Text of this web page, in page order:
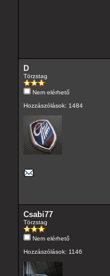
D
Törzstag
Nem elérhető
Hozzászólások: 1484
Csabi77
Törzstag
Nem elérhető
Hozzászólások: 1146